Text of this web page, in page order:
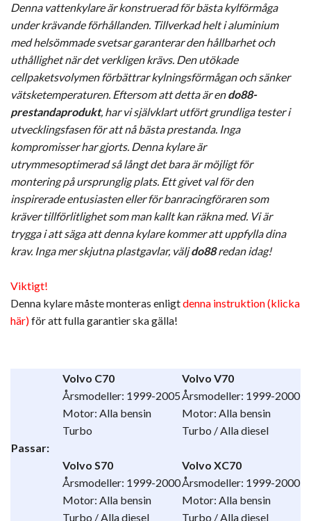
Denna vattenkylare är konstruerad för bästa kylförmåga
under krävande förhållanden. Tillverkad helt i aluminium
med helsömmade svetsar garanterar den hållbarhet och
uthållighet när det verkligen krävs. Den utökade
cellpaketsvolymen förbättrar kylningsförmågan och sänker
vätsketemperaturen. Eftersom att detta är endo88-
prestandaprodukt, har vi självklart utfört grundliga tester i
utvecklingsfasen för att nå bästa prestanda. Inga
kompromisser har gjorts. Denna kylare är
utrymmesoptimerad så långt det bara är möjligt för
montering på ursprunglig plats. Ett givet val för den
inspirerade entusiasten eller för banracingföraren som
kräver tillförlitlighet som man kallt kan räkna med. Vi är
trygga i att säga att denna kylare kommer att uppfylla dina
krav. Inga mer skjutna plastgavlar, väljdo88redan idag!
Viktigt!
Denna kylare måste monteras enligtdenna instruktion (klicka
här)för att fulla garantier ska gälla!
Passar:
Volvo C70
Årsmodeller: 1999-2005
Motor: Alla bensin
Turbo
Volvo S70
Årsmodeller: 1999-2000
Motor: Alla bensin
Turbo /Alladiesel
Volvo V70
Årsmodeller: 1999-2000
Motor: Alla bensin
Turbo /Alladiesel
Volvo XC70
Årsmodeller: 1999-2000
Motor: Alla bensin
Turbo /Alladiesel